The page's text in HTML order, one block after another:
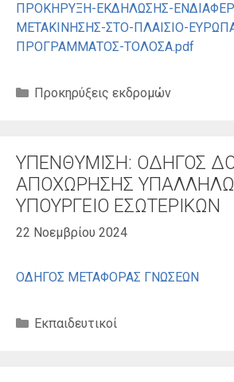
ΠΡΟΚΗΡΥΞΗ-ΕΚΔΗΛΩΣΗΣ-
ΜΕΤΑΚΙΝΗΣΗΣ-ΣΤΟ-ΠΛΑΙΣΙΟ-
ΠΡΟΓΡΑΜΜΑΤΟΣ-ΤΟΛΟΣΑ.pdf
Κατηγορίες
Προκηρύξεις εκδρομών
ΥΠΕΝΘΥΜΙΣΗ: ΟΔΗΓΟΣ
ΑΠΟΧΩΡΗΣΗΣ
ΥΠΟΥΡΓΕΙΟ ΕΣΩΤΕΡΙΚΩΝ
22 Νοεμβρίου 2024
ΟΔΗΓΟΣ ΜΕΤΑΦΟΡΑΣ ΓΝΩΣΕΩΝ
Κατηγορίες
Εκπαιδευτικοί